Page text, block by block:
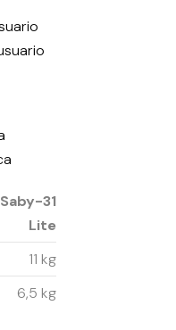
Saby-31
Lite
11 kg
6,5 kg